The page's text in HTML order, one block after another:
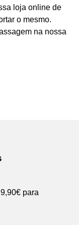
loja online de
o mesmo.
na nossa
para